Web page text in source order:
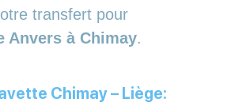
transfert pour
Anvers à Chimay.
Chimay – Liège: